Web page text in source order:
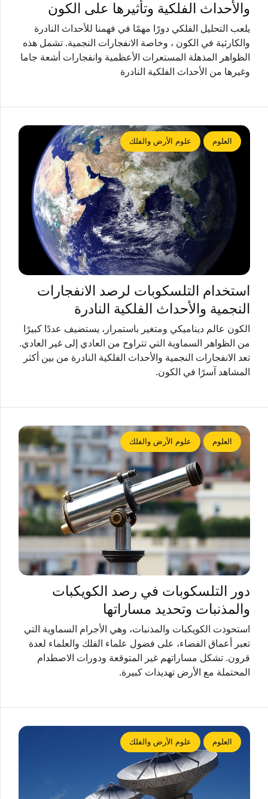
والأحداث الفلكية وتأثيرها على الكون
يلعب التحليل الفلكي دورًا مهمًا في فهمنا للأحداث النادرة
والكارثية في الكون ، وخاصة الانفجارات النجمية. تشمل هذه
الظواهر المذهلة المستعرات الأعظمية وانفجارات أشعة جاما
وغيرها من الأحداث الفلكية النادرة
العلوم علوم الأرض والفلك
استخدام التلسكوبات لرصد الانفجارات
النجمية والأحداث الفلكية النادرة
الكون عالم ديناميكي ومتغير باستمرار، يستضيف عددًا كبيرًا
من الظواهر السماوية التي تتراوح من العادي إلى غير العادي.
تعد الانفجارات النجمية والأحداث الفلكية النادرة من بين أكثر
المشاهد آسرًا في الكون.
العلوم علوم الأرض والفلك
دور التلسكوبات في رصد الكويكبات
والمذنبات وتحديد مساراتها
استحوذت الكويكبات والمذنبات، وهي الأجرام السماوية التي
تعبر أعماق الفضاء، على فضول علماء الفلك والعلماء لعدة
قرون. تشكل مساراتهم غير المتوقعة ودورات الاصطدام
المحتملة مع الأرض تهديدات كبيرة.
العلوم علوم الأرض والفلك